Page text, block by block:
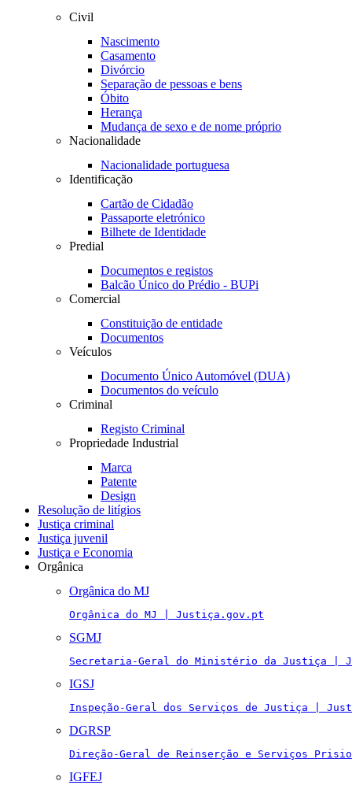
Civil
Nascimento
Casamento
Divórcio
Separação de pessoas e bens
Óbito
Herança
Mudança de sexo e de nome próprio
Nacionalidade
Nacionalidade portuguesa
Identificação
Cartão de Cidadão
Passaporte eletrónico
Bilhete de Identidade
Predial
Documentos e registos
Balcão Único do Prédio - BUPi
Comercial
Constituição de entidade
Documentos
Veículos
Documento Único Automóvel (DUA)
Documentos do veículo
Criminal
Registo Criminal
Propriedade Industrial
Marca
Patente
Design
Resolução de litígios
Justiça criminal
Justiça juvenil
Justiça e Economia
Orgânica
Orgânica do MJ
Orgânica do MJ | Justiça.gov.pt
SGMJ
Secretaria-Geral do Ministério da Justiça |
IGSJ
Inspeção-Geral dos Serviços de Justiça |
DGRSP
Direção-Geral de Reinserção e Serviços
IGFEJ